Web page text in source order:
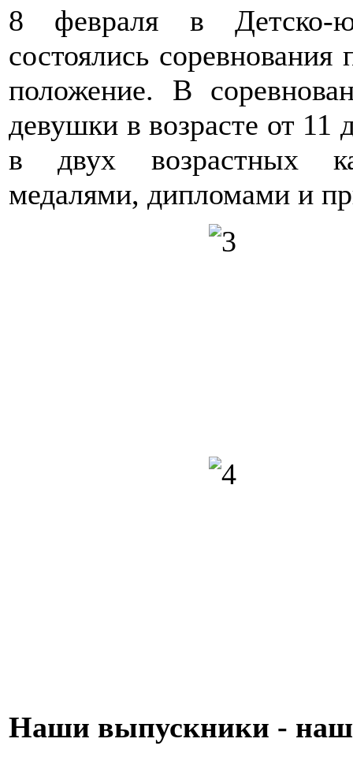
8 февраля в Детско-
состоялись
положение. В
девушки в возрасте от 11
в двух возрастных
медалями, дипломами и
Наши выпускники -